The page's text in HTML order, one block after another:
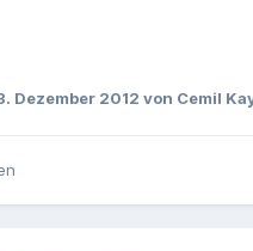
Dezember 2012 von Cemil